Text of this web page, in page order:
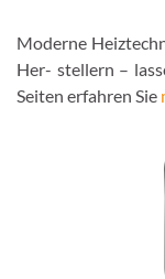
Moderne
Her- stellern –
Seiten erfahren Sie